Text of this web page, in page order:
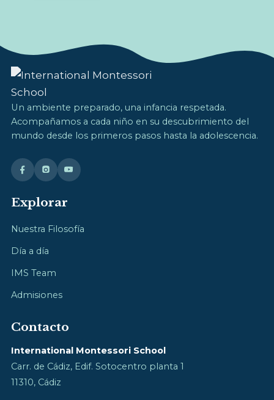
Un ambiente preparado, una infancia respetada.
Acompañamos a cada niño en su descubrimiento del
mundo desde los primeros pasos hasta la adolescencia.
Explorar
Nuestra Filosofía
Día a día
IMS Team
Admisiones
Contacto
International Montessori School
Carr. de Cádiz, Edif. Sotocentro planta 1
11310, Cádiz